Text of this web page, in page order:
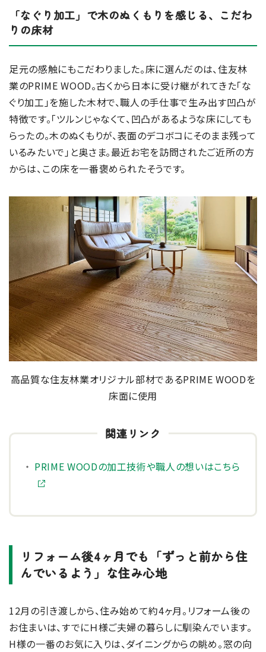
「なぐり加工」で木のぬくもりを感じる、こだわ
りの床材
足元の感触にもこだわりました。床に選んだのは、住友林
業のPRIME WOOD。古くから日本に受け継がれてきた「な
ぐり加工」を施した木材で、職人の手仕事で生み出す凹凸が
特徴です。「ツルンじゃなくて、凹凸があるような床にしても
らったの。木のぬくもりが、表面のデコボコにそのまま残って
いるみたいで」と奥さま。最近お宅を訪問されたご近所の方
からは、この床を一番褒められたそうです。
高品質な住友林業オリジナル部材であるPRIME WOODを
床面に使用
PRIME WOODの加工技術や職人の想いはこちら
リフォーム後4ヶ月でも「ずっと前から住
んでいるよう」な住み心地
12月の引き渡しから、住み始めて約4ヶ月。リフォーム後の
お住まいは、すでにＨ様ご夫婦の暮らしに馴染んでいます。
H様の一番のお気に入りは、ダイニングからの眺め。窓の向